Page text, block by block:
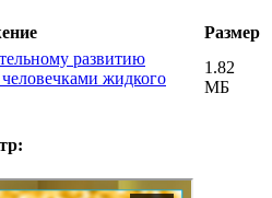
Размер
развитию
жидкого
1.82
МБ